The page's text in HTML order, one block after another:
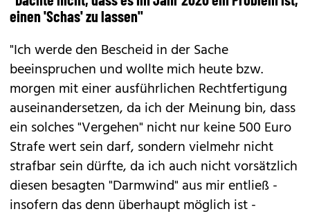
einen 'Schas' zu lassen"
"Ich werde den Bescheid in der Sache
beeinspruchen und wollte mich heute bzw.
morgen mit einer ausführlichen Rechtfertigung
auseinandersetzen, da ich der Meinung bin, dass
ein solches "Vergehen" nicht nur keine 500 Euro
Strafe wert sein darf, sondern vielmehr nicht
strafbar sein dürfte, da ich auch nicht vorsätzlich
diesen besagten "Darmwind" aus mir entließ -
insofern das denn überhaupt möglich ist -